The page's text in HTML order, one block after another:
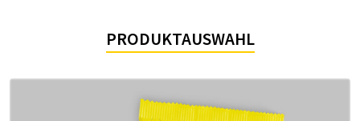
PRO­­­DUK­T­AUS­­WAHL